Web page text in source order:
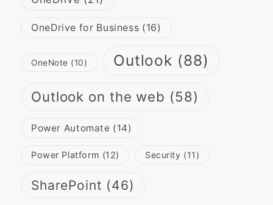
OneDrive for Business (16)
OneNote (10) Outlook (88)
Outlook on the web (58)
Power Automate (14)
Power Platform (12) Security (11)
SharePoint (46)